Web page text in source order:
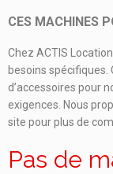
CES MACHINES
Chez ACTIS
besoins spécifiques.
d’accessoires pour
exigences. Nous
site pour plus de
Pas de